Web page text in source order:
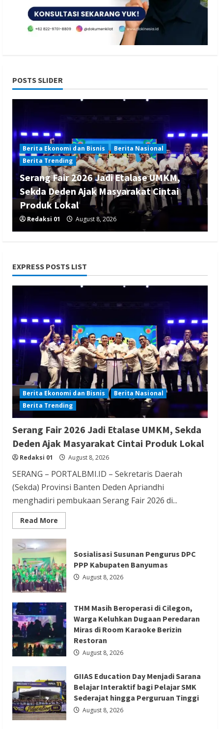
POSTS SLIDER
Berita Ekonomi dan Bisnis
Berita Nasional
Berita Trending
Serang Fair 2026 Jadi Etalase UMKM,
Sekda Deden Ajak Masyarakat Cintai
Produk Lokal
Redaksi 01 August 8, 2026
Berita Nasional Berita Politik
Sosialisasi Susunan Pengurus DPC PPP
Kabupaten Banyumas
Redaksi 01 August 8, 2026
Berita Hiburan
Berita Lifestyle dan Insurance
Berita Terbaru
THM Masih Beroperasi di Cilegon, Warga
Keluhkan Dugaan Peredaran Miras di
Room Karaoke Berizin Restoran
Redaksi 01 August 8, 2026
Berita Ekonomi dan Bisnis
Berita Trending
GIIAS Education Day Menjadi Sarana
Belajar Interaktif bagi Pelajar SMK
Sederajat hingga Perguruan Tinggi
Redaksi 01 August 8, 2026
Berita Ekonomi dan Bisnis
Berita Mancanegara
Berita Terbaru
Serikat Usul Perlindungan Kerja ABK
Migran Saat Taifun dalam Forum FA di
EXPRESS POSTS LIST
Berita Ekonomi dan Bisnis
Berita Nasional
Berita Trending
Serang Fair 2026 Jadi Etalase UMKM, Sekda
Deden Ajak Masyarakat Cintai Produk Lokal
Redaksi 01 August 8, 2026
SERANG – PORTALBMI.ID – Sekretaris Daerah
(Sekda) Provinsi Banten Deden Apriandhi
menghadiri pembukaan Serang Fair 2026 di...
Read More
more
Serang
Fair
2026
Jadi
Etalase
UMKM,
Sekda
Deden
Ajak
Masyarakat
Cintai
Produk
Lokal
Sosialisasi Susunan Pengurus DPC
PPP Kabupaten Banyumas
August 8, 2026
THM Masih Beroperasi di Cilegon,
Warga Keluhkan Dugaan Peredaran
Miras di Room Karaoke Berizin
Restoran
August 8, 2026
GIIAS Education Day Menjadi Sarana
Belajar Interaktif bagi Pelajar SMK
Sederajat hingga Perguruan Tinggi
August 8, 2026